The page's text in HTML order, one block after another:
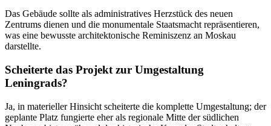
Das Gebäude sollte als administratives Herzstück des neuen
Zentrums dienen und die monumentale Staatsmacht repräsentieren,
was eine bewusste architektonische Reminiszenz an Moskau
darstellte.
Scheiterte das Projekt zur Umgestaltung
Leningrads?
Ja, in materieller Hinsicht scheiterte die komplette Umgestaltung; der
geplante Platz fungierte eher als regionale Mitte der südlichen